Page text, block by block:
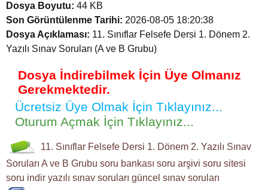
Dosya Boyutu: 44 KB
Son Görüntülenme Tarihi: 2026-08-05 18:20:38
Dosya Açıklaması: 11. Sınıflar Felsefe Dersi 1. Dönem 2.
Yazılı Sınav Soruları (A ve B Grubu)
Dosya İndirebilmek İçin Üye Olmanız
Gerekmektedir.
Ücretsiz Üye Olmak İçin Tıklayınız...
Oturum Açmak İçin Tıklayınız...
11. Sınıflar Felsefe Dersi 1. Dönem 2. Yazılı Sınav
Soruları A ve B Grubu soru bankası soru arşivi soru sitesi
soru indir yazılı sınav soruları güncel sınav soruları